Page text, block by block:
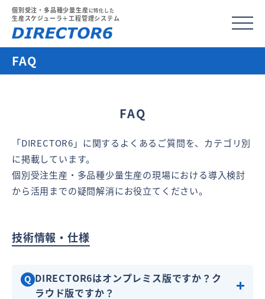
個別受注・多品種少量生産に特化した
生産スケジューラ＋工程管理システム
FAQ
FAQ
「DIRECTOR6」に関するよくあるご質問を、カテゴリ別
に掲載しています。
個別受注生産・多品種少量生産の現場における導入検討
から活用までの疑問解消にお役立てください。
技術情報・仕様
Q DIRECTOR6はオンプレミス版ですか？ク
ラウド版ですか？